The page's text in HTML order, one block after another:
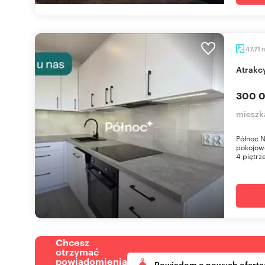
47,71
300
Północ
4
Chcesz
otrzymać
powiadomienia